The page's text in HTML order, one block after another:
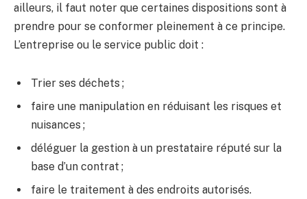
ailleurs, il faut noter que certaines dispositions sont à
prendre pour se conformer pleinement à ce principe.
L’entreprise ou le service public doit :
Trier ses déchets ;
faire une manipulation en réduisant les risques et
nuisances ;
déléguer la gestion à un prestataire réputé sur la
base d’un contrat ;
faire le traitement à des endroits autorisés.